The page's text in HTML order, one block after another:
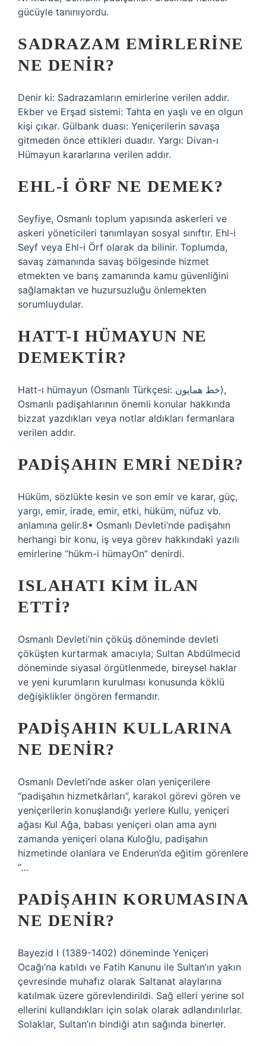
gücüyle tanınıyordu.
SADRAZAM EMIRLERINE
NE DENIR?
Denir ki: Sadrazamların emirlerine verilen addır.
Ekber ve Erşad sistemi: Tahta en yaşlı ve en olgun
kişi çıkar. Gülbank duası: Yeniçerilerin savaşa
gitmeden önce ettikleri duadır. Yargı: Divan-ı
Hümayun kararlarına verilen addır.
EHL-I ÖRF NE DEMEK?
Seyfiye, Osmanlı toplum yapısında askerleri ve
askeri yöneticileri tanımlayan sosyal sınıftır. Ehl-i
Seyf veya Ehl-i Örf olarak da bilinir. Toplumda,
savaş zamanında savaş bölgesinde hizmet
etmekten ve barış zamanında kamu güvenliğini
sağlamaktan ve huzursuzluğu önlemekten
sorumluydular.
HATT-I HÜMAYUN NE
DEMEKTIR?
Hatt-ı hümayun (Osmanlı Türkçesi: خط همايون),
Osmanlı padişahlarının önemli konular hakkında
bizzat yazdıkları veya notlar aldıkları fermanlara
verilen addır.
PADIŞAHIN EMRI NEDIR?
Hüküm, sözlükte kesin ve son emir ve karar, güç,
yargı, emir, irade, emir, etki, hüküm, nüfuz vb.
anlamına gelir.8• Osmanlı Devleti’nde padişahın
herhangi bir konu, iş veya görev hakkındaki yazılı
emirlerine “hükm-i hümayOn” denirdi.
ISLAHATI KIM ILAN
ETTI?
Osmanlı Devleti’nin çöküş döneminde devleti
çöküşten kurtarmak amacıyla; Sultan Abdülmecid
döneminde siyasal örgütlenmede, bireysel haklar
ve yeni kurumların kurulması konusunda köklü
değişiklikler öngören fermandır.
PADIŞAHIN KULLARINA
NE DENIR?
Osmanlı Devleti’nde asker olan yeniçerilere
“padişahın hizmetkârları”, karakol görevi gören ve
yeniçerilerin konuşlandığı yerlere Kullu, yeniçeri
ağası Kul Ağa, babası yeniçeri olan ama aynı
zamanda yeniçeri olana Kuloğlu, padişahın
hizmetinde olanlara ve Enderun’da eğitim görenlere
“…
PADIŞAHIN KORUMASINA
NE DENIR?
Bayezid I (1389-1402) döneminde Yeniçeri
Ocağı’na katıldı ve Fatih Kanunu ile Sultan’ın yakın
çevresinde muhafız olarak Saltanat alaylarına
katılmak üzere görevlendirildi. Sağ elleri yerine sol
ellerini kullandıkları için solak olarak adlandırılırlar.
Solaklar, Sultan’ın bindiği atın sağında binerler.